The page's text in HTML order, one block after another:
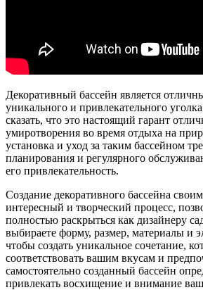
Декоративный бассейн является
уникального и привлекательного
сказать, что это настоящий гарант
умиротворения во время отдыха на
установка и уход за таким бассейном
планирования и регулярного
его привлекательность.
Создание декоративного бассейна
интересный и творческий процесс,
полностью раскрыться как дизайнеру
выбираете форму, размер, материалы и
чтобы создать уникальное сочетание,
соответствовать вашим вкусам и
самостоятельно созданный бассейн
привлекать восхищение и внимание